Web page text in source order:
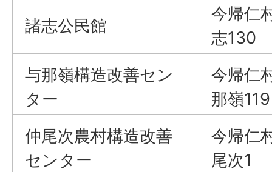
諸志公民館
今帰仁
志130
与那嶺構造改善セン
ター
今帰仁
那嶺119
仲尾次農村構造改善
センター
今帰仁
尾次1